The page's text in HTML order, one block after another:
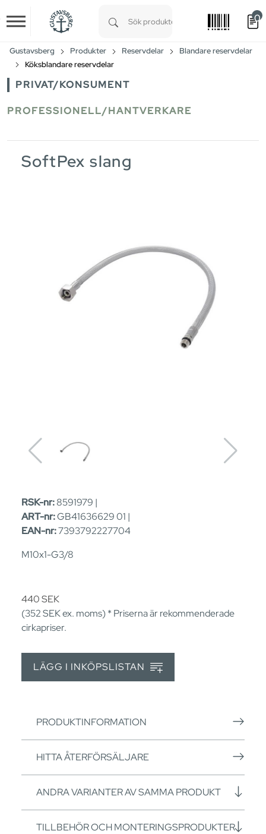
Skip to main content
0
Gustavsberg Produkter Reservdelar
Blandare reservdelar
Köksblandare reservdelar
PRIVAT/KONSUMENT
PROFESSIONELL/HANTVERKARE
SoftPex slang
RSK-nr:8591979 |
ART-nr:GB41636629 01 |
EAN-nr:7393792227704
M10x1-G3/8
440SEK
(352SEKex. moms) * Priserna är rekommenderade
cirkapriser.
LÄGG I INKÖPSLISTAN
PRODUKTINFORMATION
HITTA ÅTERFÖRSÄLJARE
ANDRA VARIANTER AV SAMMA PRODUKT
TILLBEHÖR OCH MONTERINGSPRODUKTER